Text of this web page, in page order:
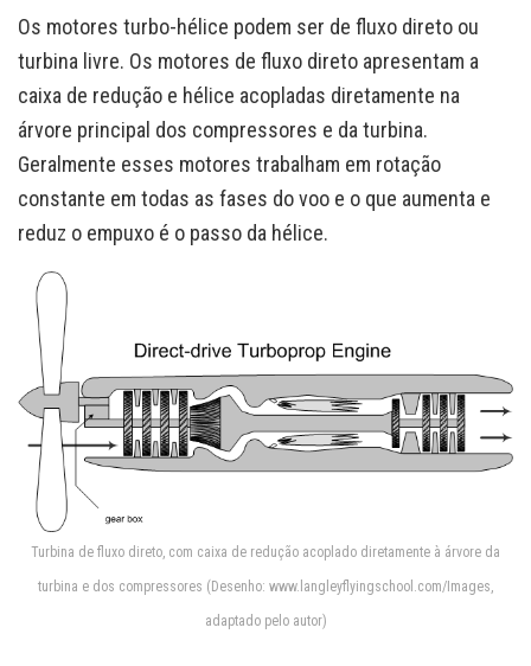
Os motores turbo-hélice podem ser de fluxo direto ou
turbina livre. Os motores de fluxo direto apresentam a
caixa de redução e hélice acopladas diretamente na
árvore principal dos compressores e da turbina.
Geralmente esses motores trabalham em rotação
constante em todas as fases do voo e o que aumenta e
reduz o empuxo é o passo da hélice.
Turbina de fluxo direto, com caixa de redução acoplado diretamente à árvore da
turbina e dos compressores (Desenho: www.langleyflyingschool.com/Images,
adaptado pelo autor)